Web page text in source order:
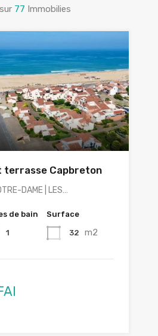
sur 77 Immobilies
terrasse Capbreton
DAME | LES…
de bain
1
Surface
32 m2